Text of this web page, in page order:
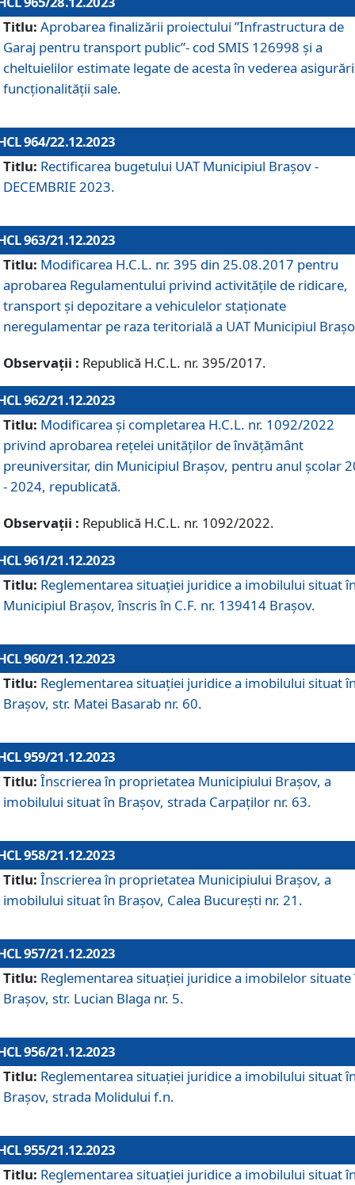
Titlu: Aprobarea finalizării proiectului ”Infrastructura de
Garaj pentru transport public”- cod SMIS 126998 și a
cheltuielilor estimate legate de acesta în vederea
funcționalității sale.
964/22.12.2023
Titlu: Rectificarea bugetului UAT Municipiul Braşov -
DECEMBRIE 2023.
963/21.12.2023
Titlu: Modificarea H.C.L. nr. 395 din 25.08.2017 pentru
aprobarea Regulamentului privind activitățile de ridicare,
transport şi depozitare a vehiculelor staționate
neregulamentar pe raza teritorială a UAT Municipiul
Observații : Republică H.C.L. nr. 395/2017.
962/21.12.2023
Titlu: Modificarea și completarea H.C.L. nr. 1092/2022
privind aprobarea rețelei unităților de învăţământ
preuniversitar, din Municipiul Braşov, pentru anul școlar
- 2024, republicată.
Observații : Republică H.C.L. nr. 1092/2022.
961/21.12.2023
Titlu: Reglementarea situației juridice a imobilului situat
Municipiul Brașov, înscris în C.F. nr. 139414 Brașov.
960/21.12.2023
Titlu: Reglementarea situației juridice a imobilului situat
Brașov, str. Matei Basarab nr. 60.
959/21.12.2023
Titlu: Înscrierea în proprietatea Municipiului Brașov, a
imobilului situat în Brașov, strada Carpaților nr. 63.
958/21.12.2023
Titlu: Înscrierea în proprietatea Municipiului Brașov, a
imobilului situat în Brașov, Calea București nr. 21.
957/21.12.2023
Titlu: Reglementarea situației juridice a imobilelor situate
Brașov, str. Lucian Blaga nr. 5.
956/21.12.2023
Titlu: Reglementarea situației juridice a imobilului situat
Brașov, strada Molidului f.n.
955/21.12.2023
Titlu: Reglementarea situației juridice a imobilului situat